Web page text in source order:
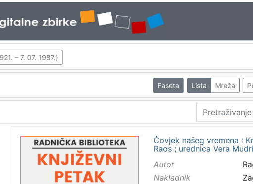
– 7. 07. 1987.)
Faseta Lista Mreža
Čovjek našeg vremena :
Raos ; urednica Vera
Autor
Nakladnik